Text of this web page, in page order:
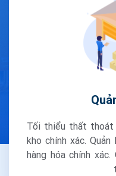
Tối thiểu thất thoát
kho chính xác.
hàng hóa chính xác.